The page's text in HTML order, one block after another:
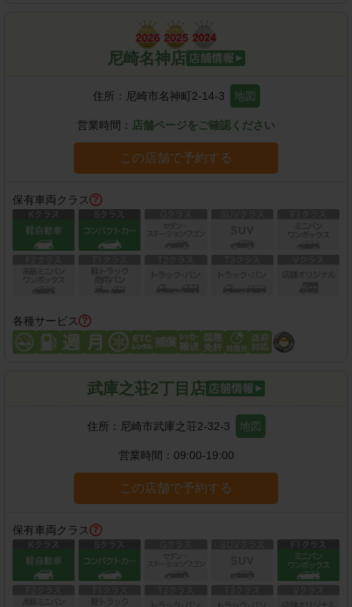
尼崎名神店
住所： 尼崎市名神町2-14-3 地図
営業時間： 店舗ページをご確認ください
この店舗で予約する
保有車両クラス
各種サービス
武庫之荘2丁目店
住所： 尼崎市武庫之荘2-32-3 地図
営業時間： 09:00-19:00
この店舗で予約する
保有車両クラス